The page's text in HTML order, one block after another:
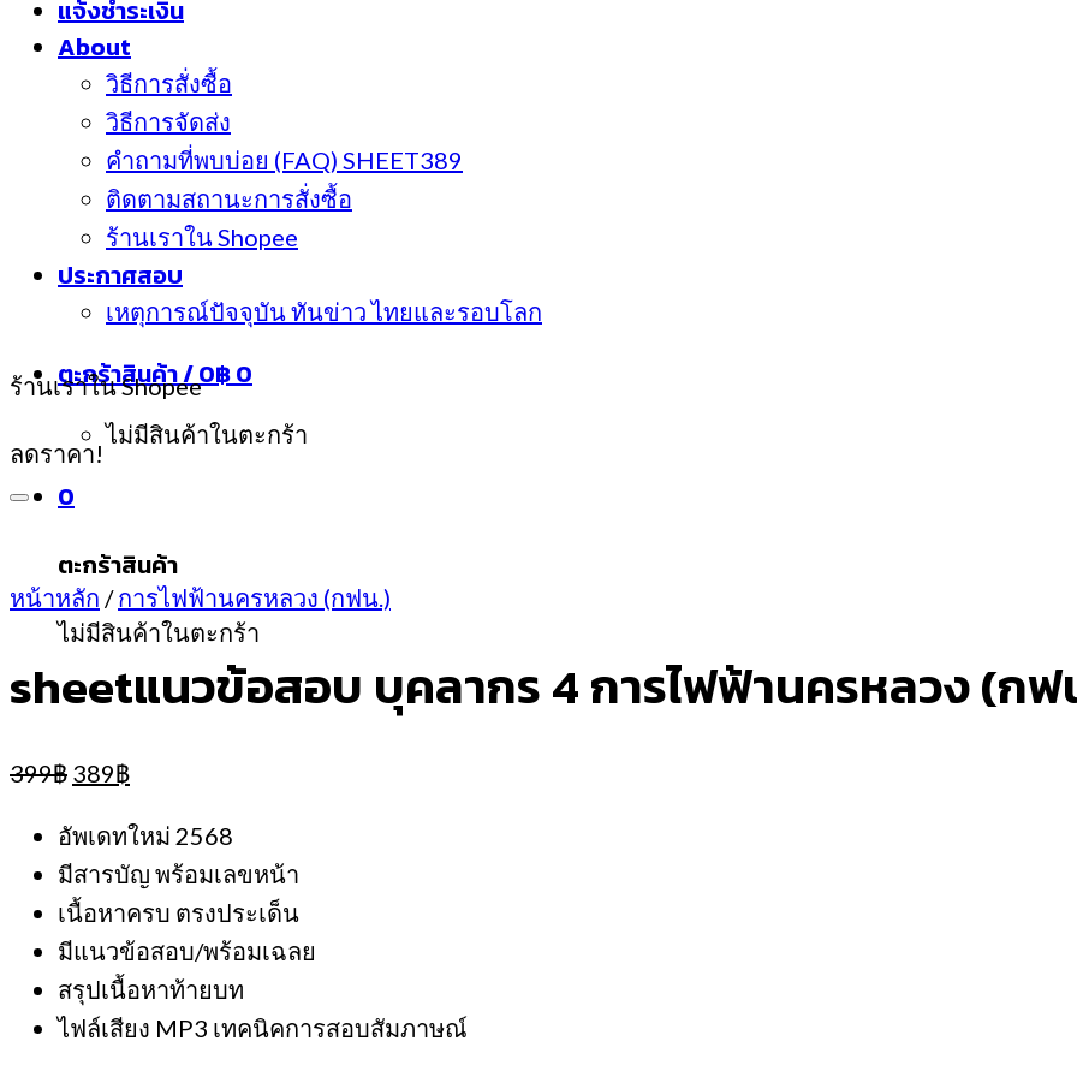
แจ้งชำระเงิน
About
วิธีการสั่งซื้อ
วิธีการจัดส่ง
คำถามที่พบบ่อย (FAQ) SHEET389
ติดตามสถานะการสั่งซื้อ
ร้านเราใน Shopee
ประกาศสอบ
เหตุการณ์ปัจจุบัน ทันข่าว ไทยและรอบโลก
ตะกร้าสินค้า /0฿0
ไม่มีสินค้าในตะกร้า
0
ตะกร้าสินค้า
ไม่มีสินค้าในตะกร้า
ร้านเราใน Shopee
ลดราคา!
หน้าหลัก / การไฟฟ้านครหลวง (กฟน.)
sheetแนวข้อสอบ บุคลากร 4 การไฟฟ้านครหลวง (กฟ
399฿ Original
was:
399฿.
389฿
is:
389฿.
อัพเดทใหม่ 2568
มีสารบัญ พร้อมเลขหน้า
เนื้อหาครบ ตรงประเด็น
มีแนวข้อสอบ/พร้อมเฉลย
สรุปเนื้อหาท้ายบท
ไฟล์เสียง MP3 เทคนิคการสอบสัมภาษณ์